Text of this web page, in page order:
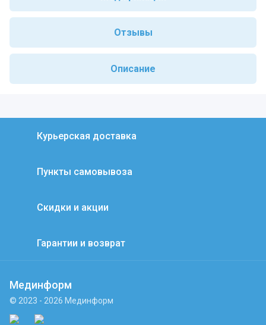
Отзывы
Описание
Курьерская доставка
Пункты самовывоза
Скидки и акции
Гарантии и возврат
Мединформ
© 2023 - 2026 Мединформ